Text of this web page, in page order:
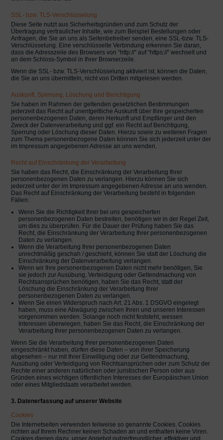
SSL- bzw. TLS-Verschlüsselung
Diese Seite nutzt aus Sicherheitsgründen und zum Schutz der
Übertragung vertraulicher Inhalte, wie zum Beispiel Bestellungen oder
Anfragen, die Sie an uns als Seitenbetreiber senden, eine SSL-bzw. TLS-
Verschlüsselung. Eine verschlüsselte Verbindung erkennen Sie daran,
dass die Adresszeile des Browsers von “http://” auf “https://” wechselt und
an dem Schloss-Symbol in Ihrer Browserzeile.
Wenn die SSL- bzw. TLS-Verschlüsselung aktiviert ist, können die Daten,
die Sie an uns übermitteln, nicht von Dritten mitgelesen werden.
Auskunft, Sperrung, Löschung und Berichtigung
Sie haben im Rahmen der geltenden gesetzlichen Bestimmungen
jederzeit das Recht auf unentgeltliche Auskunft über Ihre gespeicherten
personenbezogenen Daten, deren Herkunft und Empfänger und den
Zweck der Datenverarbeitung und ggf. ein Recht auf Berichtigung,
Sperrung oder Löschung dieser Daten. Hierzu sowie zu weiteren Fragen
zum Thema personenbezogene Daten können Sie sich jederzeit unter der
im Impressum angegebenen Adresse an uns wenden.
Recht auf Einschränkung der Verarbeitung
Sie haben das Recht, die Einschränkung der Verarbeitung Ihrer
personenbezogenen Daten zu verlangen. Hierzu können Sie sich
jederzeit unter der im Impressum angegebenen Adresse an uns wenden.
Das Recht auf Einschränkung der Verarbeitung besteht in folgenden
Fällen:
Wenn Sie die Richtigkeit Ihrer bei uns gespeicherten
personenbezogenen Daten bestreiten, benötigen wir in der Regel Zeit,
um dies zu überprüfen. Für die Dauer der Prüfung haben Sie das
Recht, die Einschränkung der Verarbeitung Ihrer personenbezogenen
Daten zu verlangen.
Wenn die Verarbeitung Ihrer personenbezogenen Daten
unrechtmäßig geschah / geschieht, können Sie statt der Löschung die
Einschränkung der Datenverarbeitung verlangen.
Wenn wir Ihre personenbezogenen Daten nicht mehr benötigen, Sie
sie jedoch zur Ausübung, Verteidigung oder Geltendmachung von
Rechtsansprüchen benötigen, haben Sie das Recht, statt der
Löschung die Einschränkung der Verarbeitung Ihrer
personenbezogenen Daten zu verlangen.
Wenn Sie einen Widerspruch nach Art. 21 Abs. 1 DSGVO eingelegt
haben, muss eine Abwägung zwischen Ihren und unseren Interessen
vorgenommen werden. Solange noch nicht feststeht, wessen
Interessen überwiegen, haben Sie das Recht, die Einschränkung der
Verarbeitung Ihrer personenbezogenen Daten zu verlangen.
Wenn Sie die Verarbeitung Ihrer personenbezogenen Daten
eingeschränkt haben, dürfen diese Daten – von ihrer Speicherung
abgesehen – nur mit Ihrer Einwilligung oder zur Geltendmachung,
Ausübung oder Verteidigung von Rechtsansprüchen oder zum Schutz der
Rechte einer anderen natürlichen oder juristischen Person oder aus
Gründen eines wichtigen öffentlichen Interesses der Europäischen Union
oder eines Mitgliedstaats verarbeitet werden.
3. Datenerfassung auf unserer Website
Cookies
Die Internetseiten verwenden teilweise so genannte Cookies. Cookies
richten auf Ihrem Rechner keinen Schaden an und enthalten keine Viren.
Cookies dienen dazu, unser Angebot nutzerfreundlicher, effektiver und